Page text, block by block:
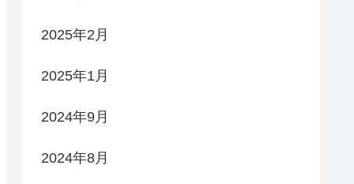
2025年2月
2025年1月
2024年9月
2024年8月